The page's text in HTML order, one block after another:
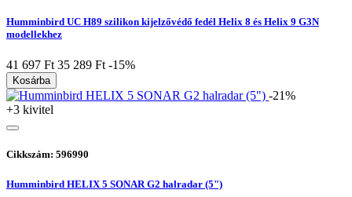
Humminbird UC H89 szilikon kijelzővédő fedél Helix 8 és Helix 9 G3N
modellekhez
41 697 Ft 35 289 Ft -15%
Kosárba
-21%
+3 kivitel
Cikkszám: 596990
Humminbird HELIX 5 SONAR G2 halradar (5")